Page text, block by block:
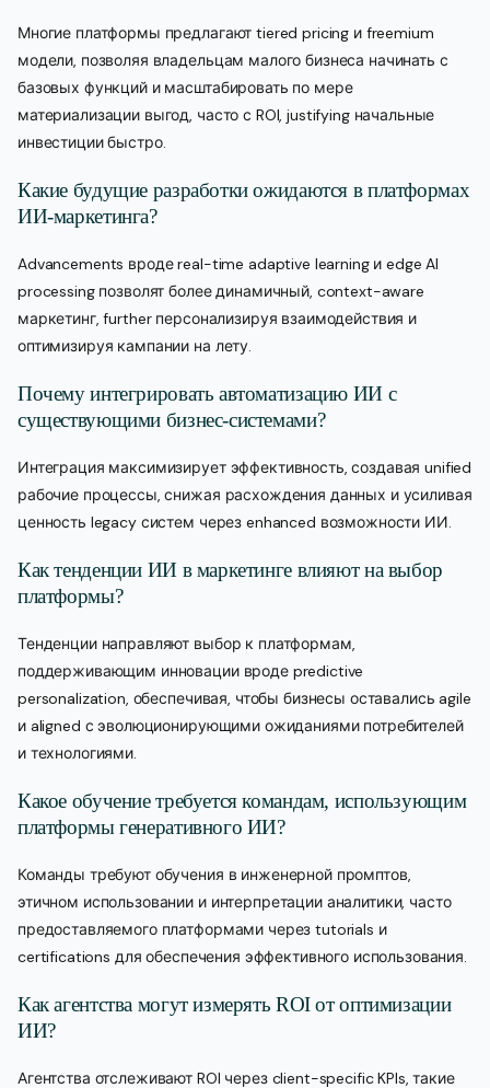
Многие платформы предлагают tiered pricing и freemium
модели, позволяя владельцам малого бизнеса начинать с
базовых функций и масштабировать по мере
материализации выгод, часто с ROI, justifying начальные
инвестиции быстро.
Какие будущие разработки ожидаются в платформах
ИИ-маркетинга?
Advancements вроде real-time adaptive learning и edge AI
processing позволят более динамичный, context-aware
маркетинг, further персонализируя взаимодействия и
оптимизируя кампании на лету.
Почему интегрировать автоматизацию ИИ с
существующими бизнес-системами?
Интеграция максимизирует эффективность, создавая unified
рабочие процессы, снижая расхождения данных и усиливая
ценность legacy систем через enhanced возможности ИИ.
Как тенденции ИИ в маркетинге влияют на выбор
платформы?
Тенденции направляют выбор к платформам,
поддерживающим инновации вроде predictive
personalization, обеспечивая, чтобы бизнесы оставались agile
и aligned с эволюционирующими ожиданиями потребителей
и технологиями.
Какое обучение требуется командам, использующим
платформы генеративного ИИ?
Команды требуют обучения в инженерной промптов,
этичном использовании и интерпретации аналитики, часто
предоставляемого платформами через tutorials и
certifications для обеспечения эффективного использования.
Как агентства могут измерять ROI от оптимизации
ИИ?
Агентства отслеживают ROI через client-specific KPIs, такие